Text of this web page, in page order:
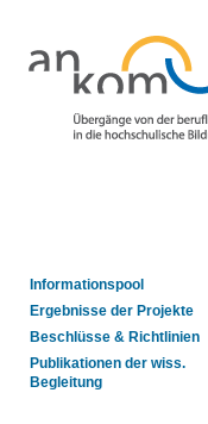
Informationspool
Ergebnisse der Projekte
Beschlüsse & Richtlinien
Publikationen der wiss.
Begleitung